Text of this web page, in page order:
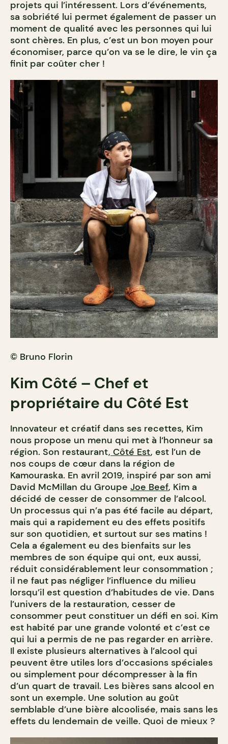
projets qui l’intéressent. Lors d’événements,
sa sobriété lui permet également de passer un
moment de qualité avec les personnes qui lui
sont chères. En plus, c’est un bon moyen pour
économiser, parce qu’on va se le dire, le vin ça
finit par coûter cher !
© Bruno Florin
Kim Côté – Chef et
propriétaire du Côté Est
Innovateur et créatif dans ses recettes, Kim
nous propose un menu qui met à l‘honneur sa
région. Son restaurant, Côté Est, est l’un de
nos coups de cœur dans la région de
Kamouraska. En avril 2019, inspiré par son ami
David McMillan du Groupe Joe Beef, Kim a
décidé de cesser de consommer de l’alcool.
Un processus qui n’a pas été facile au départ,
mais qui a rapidement eu des effets positifs
sur son quotidien, et surtout sur ses matins !
Cela a également eu des bienfaits sur les
membres de son équipe qui ont, eux aussi,
réduit considérablement leur consommation ;
il ne faut pas négliger l’influence du milieu
lorsqu’il est question d’habitudes de vie. Dans
l’univers de la restauration, cesser de
consommer peut constituer un défi en soi. Kim
est habité par une grande volonté et c’est ce
qui lui a permis de ne pas regarder en arrière.
Il existe plusieurs alternatives à l’alcool qui
peuvent être utiles lors d’occasions spéciales
ou simplement pour décompresser à la fin
d’un quart de travail. Les bières sans alcool en
sont un exemple. Une solution au goût
semblable d’une bière alcoolisée, mais sans les
effets du lendemain de veille. Quoi de mieux ?